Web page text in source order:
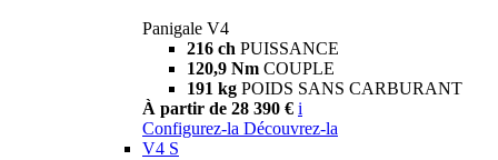
Panigale V4
216 ch PUISSANCE
120,9 Nm COUPLE
191 kg POIDS SANS CARBURANT
À partir de 28 390 € i
Configurez-la Découvrez-la
V4 S